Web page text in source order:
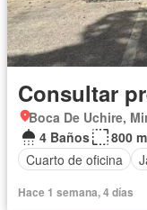
Consultar
Boca De Uchire,
4 Baños
800
Cuarto de oficina
Hace 1 semana, 4 días